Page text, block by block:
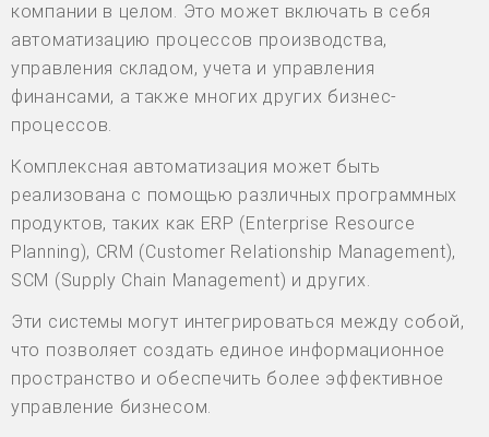
компании в целом. Это может включать в себя
автоматизацию процессов производства,
управления складом, учета и управления
финансами, а также многих других бизнес-
процессов.
Комплексная автоматизация может быть
реализована с помощью различных программных
продуктов, таких как ERP (Enterprise Resource
Planning), CRM (Customer Relationship Management),
SCM (Supply Chain Management) и других.
Эти системы могут интегрироваться между собой,
что позволяет создать единое информационное
пространство и обеспечить более эффективное
управление бизнесом.